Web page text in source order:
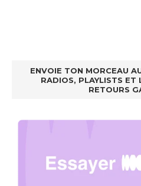
ENVOIE TON MORCEAU
RADIOS, PLAYLISTS ET
RETOURS